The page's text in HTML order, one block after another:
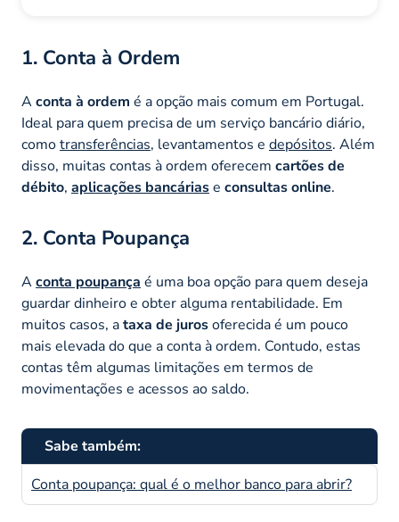
1. Conta à Ordem
Aconta à ordem é a opção mais comum em Portugal.
Ideal para quem precisa de um serviço bancário diário,
comotransferências, levantamentos e depósitos. Além
disso, muitas contas à ordem oferecem cartões de
débito, aplicações bancáriase consultas online.
2. Conta Poupança
Aconta poupança é uma boa opção para quem deseja
guardar dinheiro e obter alguma rentabilidade. Em
muitos casos, ataxa de jurosoferecida é um pouco
mais elevada do que a conta à ordem. Contudo, estas
contas têm algumas limitações em termos de
movimentações e acessos ao saldo.
Sabe também:
Conta poupança: qual é o melhor banco para abrir?